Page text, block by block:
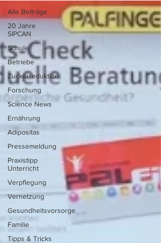
Alle Beiträge
20 Jahre
SIPCAN
Schule
Betriebe
Zuckerreduktion
Forschung
Science News
Ernährung
Adipositas
Pressemeldung
Praxistipp
Unterricht
Verpflegung
Vernetzung
Gesundheitsvorsorge
Familie
Tipps & Tricks